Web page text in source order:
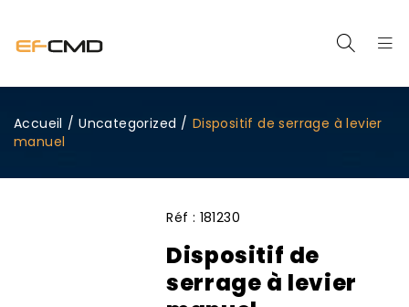
Accueil / Uncategorized / Dispositif de serrage à levier
manuel
Réf : 181230
Dispositif de
serrage à levier